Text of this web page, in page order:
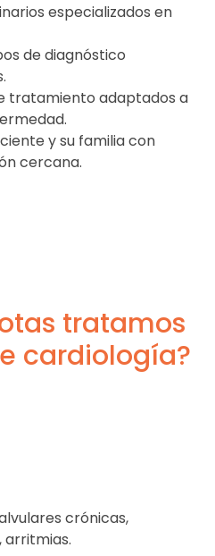
especializados en
de diagnóstico
tratamiento adaptados a
y su familia con
cercana.
tratamos
cardiología?
crónicas,